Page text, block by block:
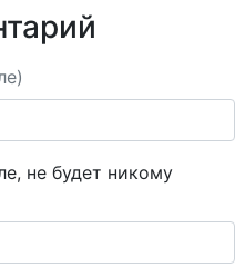
не будет никому